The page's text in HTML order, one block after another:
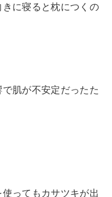
に寝ると枕につくの
肌が不安定だったた
ってもカサツキが出